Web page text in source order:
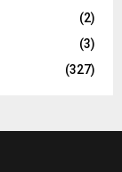
(2)
(3)
(327)